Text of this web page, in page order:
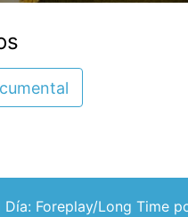
Día: Foreplay/Long Time